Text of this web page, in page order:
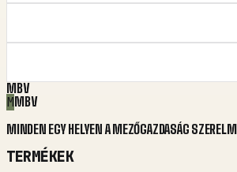
MBV
MMBV
MINDEN EGY HELYEN A MEZŐGAZDASÁG
TERMÉKEK